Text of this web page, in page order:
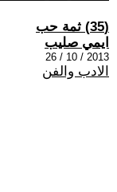
(35) ثمة حب
ايمي صليب
2013 / 10 / 26
الادب والفن